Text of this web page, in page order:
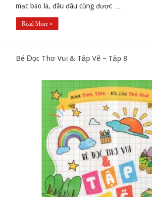
mạc bao la, đâu đâu cũng được …
Read More »
Bé Đọc Thơ Vui & Tập Vẽ – Tập 8